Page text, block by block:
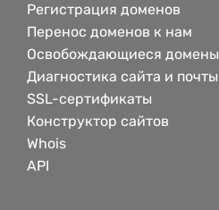
Регистрация доменов
Перенос доменов к нам
Освобождающиеся домены
Диагностика сайта и почты
SSL-сертификаты
Конструктор сайтов
Whois
API